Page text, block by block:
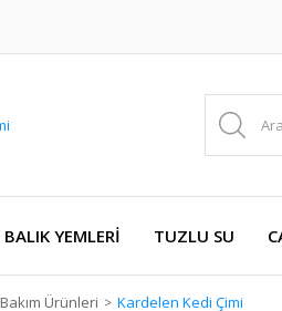
BALIK YEMLERİ TUZLU SU
Bakım Ürünleri Kardelen Kedi Çimi